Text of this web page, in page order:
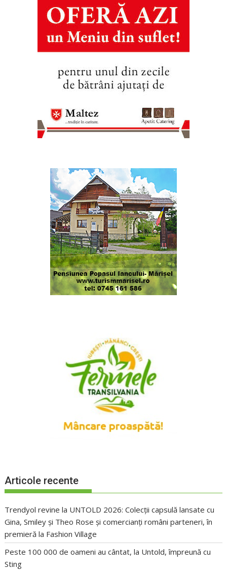
Articole recente
Trendyol revine la UNTOLD 2026: Colecții capsulă lansate cu
Gina, Smiley și Theo Rose și comercianți români parteneri, în
premieră la Fashion Village
Peste 100 000 de oameni au cântat, la Untold, împreună cu
Sting